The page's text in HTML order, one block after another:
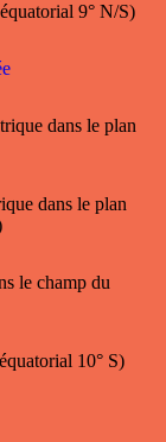
9° N/S)
dans le plan
dans le plan
le champ du
10° S)